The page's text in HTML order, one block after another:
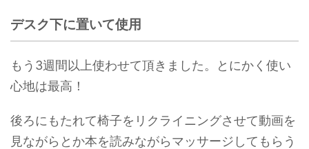
デスク下に置いて使用
もう3週間以上使わせて頂きました。とにかく使い
心地は最高！
後ろにもたれて椅子をリクライニングさせて動画を
見ながらとか本を読みながらマッサージしてもらう